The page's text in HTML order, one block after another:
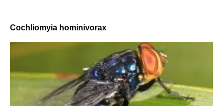
Cochliomyia hominivorax